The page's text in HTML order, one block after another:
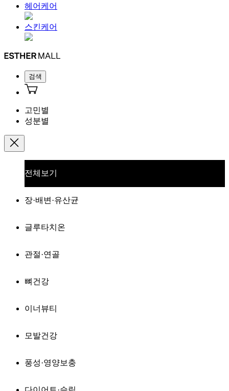
헤어케어
스킨케어
검색
고민별
성분별
전체보기
장·배변·유산균
글루타치온
관절·연골
뼈건강
이너뷰티
모발건강
풍성·영양보충